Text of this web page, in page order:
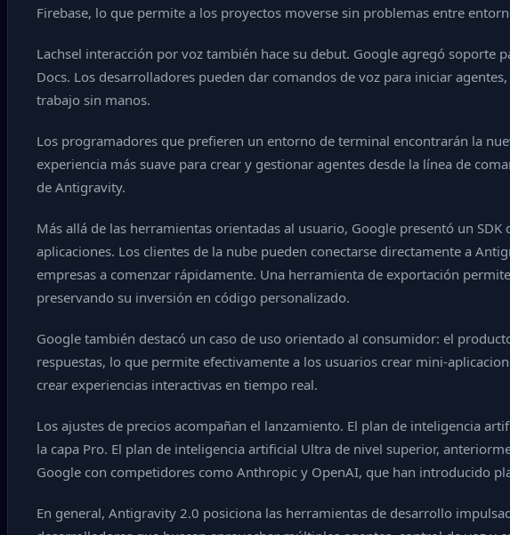
Firebase, lo que permite a los proyectos moverse sin problemas entre
Lachsel interacción por voz también hace su debut. Google agregó
Docs. Los desarrolladores pueden dar comandos de voz para iniciar
trabajo sin manos.
Los programadores que prefieren un entorno de terminal encontrarán la
experiencia más suave para crear y gestionar agentes desde la línea de
de Antigravity.
Más allá de las herramientas orientadas al usuario, Google presentó un
aplicaciones. Los clientes de la nube pueden conectarse directamente a
empresas a comenzar rápidamente. Una herramienta de exportación
preservando su inversión en código personalizado.
Google también destacó un caso de uso orientado al consumidor: el
respuestas, lo que permite efectivamente a los usuarios crear mini-
crear experiencias interactivas en tiempo real.
Los ajustes de precios acompañan el lanzamiento. El plan de inteligencia
la capa Pro. El plan de inteligencia artificial Ultra de nivel superior,
Google con competidores como Anthropic y OpenAI, que han introducido
En general, Antigravity 2.0 posiciona las herramientas de desarrollo